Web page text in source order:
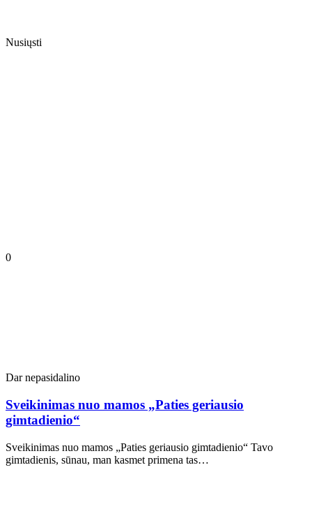
Nusiųsti
0
Dar nepasidalino
Sveikinimas nuo mamos „Paties geriausio
gimtadienio“
Sveikinimas nuo mamos „Paties geriausio gimtadienio“ Tavo
gimtadienis, sūnau, man kasmet primena tas…